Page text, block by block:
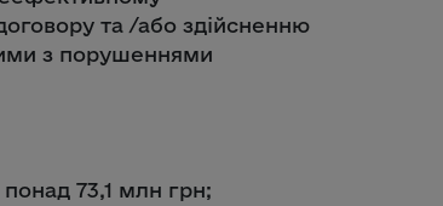
та /або здійсненню
з порушеннями
73,1 млн грн;